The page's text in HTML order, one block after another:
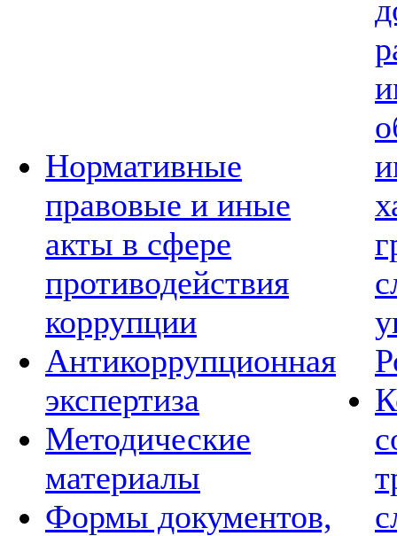
Нормативные
правовые и иные
акты в сфере
противодействия
коррупции
Антикоррупционная
экспертиза
Методические
материалы
Формы документов,